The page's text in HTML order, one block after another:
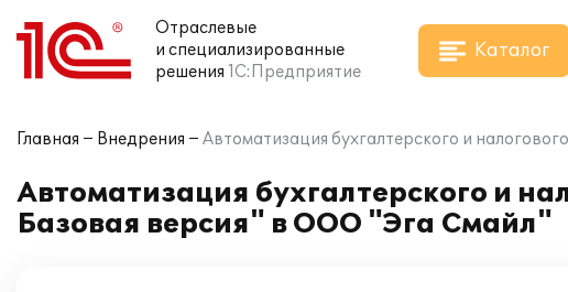
Отраслевые
и специализированные
решения 1С:Предприятие
Каталог
Главная Внедрения Автоматизация бухгалтерского и
Автоматизация бухгалтерского и
Базовая версия" в ООО "Эга Смайл"